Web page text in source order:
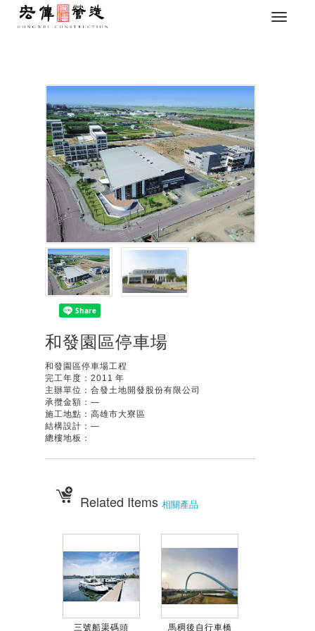
和發園區停車場
和發園區停車場工程
完工年度：2011 年
主辦單位：合發土地開發股份有限公司
承攬金額：—
施工地點：高雄市大寮區
結構設計：—
總樓地板：
Related Items 相關產品
三號船渠碼頭 馬稠後自行車橋